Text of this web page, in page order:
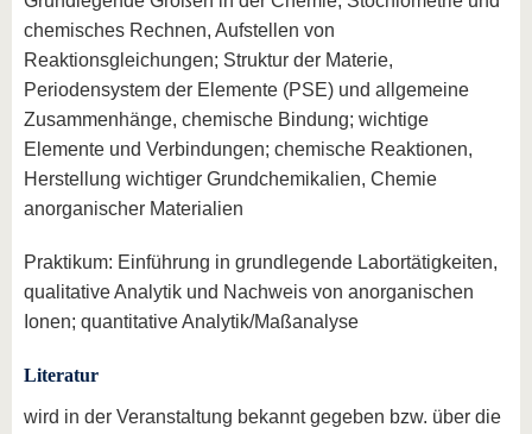
chemisches Rechnen, Aufstellen von
Reaktionsgleichungen; Struktur der Materie,
Periodensystem der Elemente (PSE) und allgemeine
Zusammenhänge, chemische Bindung; wichtige
Elemente und Verbindungen; chemische Reaktionen,
Herstellung wichtiger Grundchemikalien, Chemie
anorganischer Materialien
Praktikum: Einführung in grundlegende Labortätigkeiten,
qualitative Analytik und Nachweis von anorganischen
Ionen; quantitative Analytik/Maßanalyse
Literatur
wird in der Veranstaltung bekannt gegeben bzw. über die